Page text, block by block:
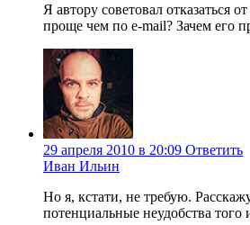
Я автору советовал
проще чем по e-mail? Зачем его
29 апреля 2010 в 20:09 Ответить
Иван Ильин
Но я, кстати, не требую.
потенциальные неудобства